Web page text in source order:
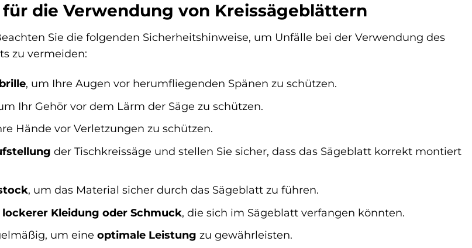
die Verwendung von Kreissägeblättern
Sie die folgenden Sicherheitshinweise, um Unfälle bei der Verwendung des
zu vermeiden:
, um Ihre Augen vor herumfliegenden Spänen zu schützen.
Ihr Gehör vor dem Lärm der Säge zu schützen.
Hände vor Verletzungen zu schützen.
der Tischkreissäge und stellen Sie sicher, dass das Sägeblatt korrekt montiert
, um das Material sicher durch das Sägeblatt zu führen.
lockerer Kleidung oder Schmuck, die sich im Sägeblatt verfangen könnten.
um eine optimale Leistung zu gewährleisten.